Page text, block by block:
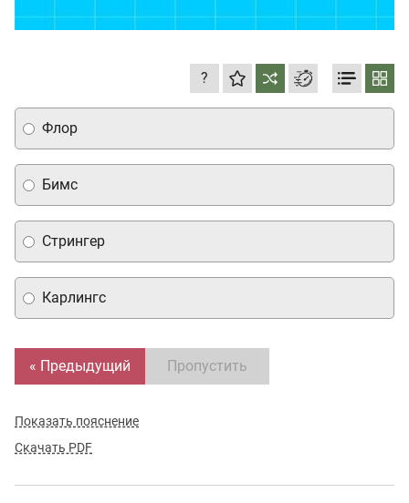
?
Карлингс
Флор
Стрингер
Бимс
« Предыдущий Пропустить
Показать пояснение
Скачать PDF